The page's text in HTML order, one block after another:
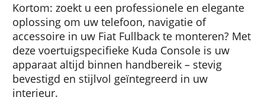
Kortom: zoekt u een professionele en elegante
oplossing om uw telefoon, navigatie of
accessoire in uw Fiat Fullback te monteren? Met
deze voertuigspecifieke Kuda Console is uw
apparaat altijd binnen handbereik – stevig
bevestigd en stijlvol geïntegreerd in uw
interieur.